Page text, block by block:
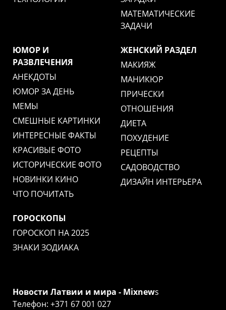
МАТЕМАТИЧЕСКИЕ
ЗАДАЧИ
ЮМОР И
РАЗВЛЕЧЕНИЯ
АНЕКДОТЫ
ЮМОР ЗА ДЕНЬ
МЕМЫ
СМЕШНЫЕ КАРТИНКИ
ИНТЕРЕСНЫЕ ФАКТЫ
КРАСИВЫЕ ФОТО
ИСТОРИЧЕСКИЕ ФОТО
НОВИНКИ КИНО
ЧТО ПОЧИТАТЬ
ЖЕНСКИЙ РАЗДЕЛ
МАКИЯЖ
МАНИКЮР
ПРИЧЕСКИ
ОТНОШЕНИЯ
ДИЕТА
ПОХУДЕНИЕ
РЕЦЕПТЫ
САДОВОДСТВО
ДИЗАЙН ИНТЕРЬЕРА
ГОРОСКОПЫ
ГОРОСКОП НА 2025
ЗНАКИ ЗОДИАКА
Новости Латвии и мира - Mixnews
Телефон: +371 67 001 027